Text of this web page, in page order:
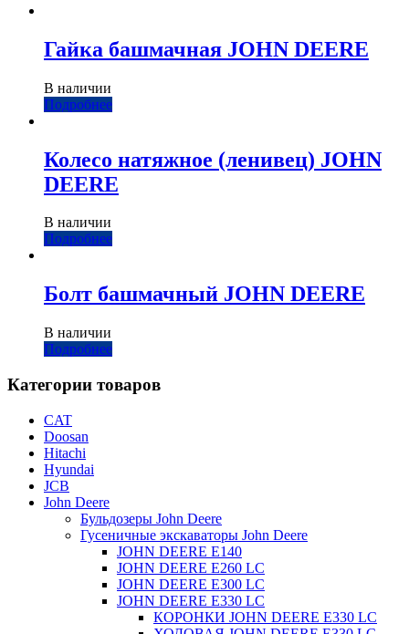
Гайка башмачная JOHN DEERE
В наличии
Подробнее
Колесо натяжное (ленивец) JOHN
DEERE
В наличии
Подробнее
Болт башмачный JOHN DEERE
В наличии
Подробнее
Категории товаров
CAT
Doosan
Hitachi
Hyundai
JCB
John Deere
Бульдозеры John Deere
Гусеничные экскаваторы John Deere
JOHN DEERE Е140
JOHN DEERE Е260 LC
JOHN DEERE Е300 LC
JOHN DEERE Е330 LC
КОРОНКИ JOHN DEERE Е330 LC